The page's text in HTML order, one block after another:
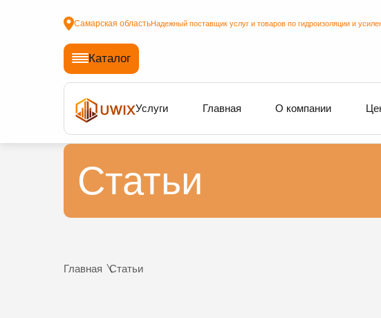
Самарская областьНадежный поставщик услуг и товаров по гидроизоляции и
Каталог
Услуги Главная О компании
Статьи
Главная Статьи